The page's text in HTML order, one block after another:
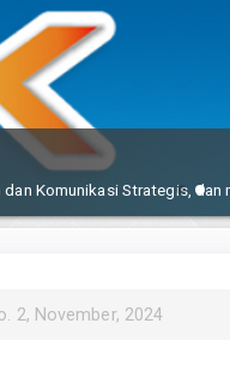
Komunikasi Strategis, dan
2, November, 2024